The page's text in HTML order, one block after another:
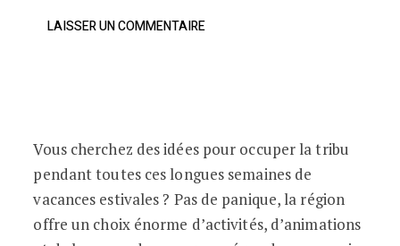
Tout le programme de l’été 2017 !
Vous cherchez des idées pour occuper la tribu
pendant toutes ces longues semaines de
vacances estivales ? Pas de panique, la région
offre un choix énorme d’activités, d’animations